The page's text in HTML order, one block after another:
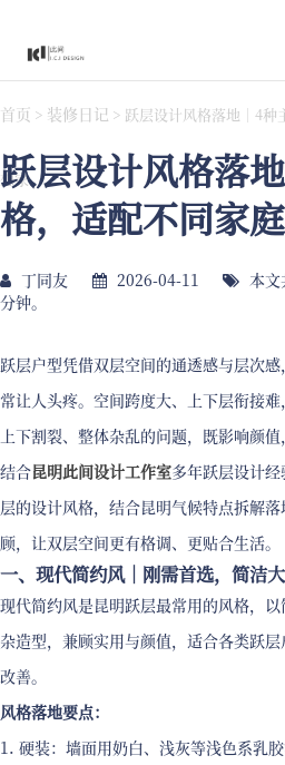
首页 > 装修日记 > 跃层设计风格落地｜4种
想家
跃层设计风格落
格，适配不同家
丁同友 2026-04-11
本文
分钟。
跃层户型凭借双层空间的通透感与层次
常让人头疼。空间跨度大、上下层衔接
上下割裂、整体杂乱的问题，既影响颜值
结合昆明此间设计工作室多年跃层设计
层的设计风格，结合昆明气候特点拆解
顾，让双层空间更有格调、更贴合生活。
一、现代简约风｜刚需首选，简洁
现代简约风是昆明跃层最常用的风格，
杂造型，兼顾实用与颜值，适合各类跃
改善。
风格落地要点：
1. 硬装：墙面用奶白、浅灰等浅色系乳